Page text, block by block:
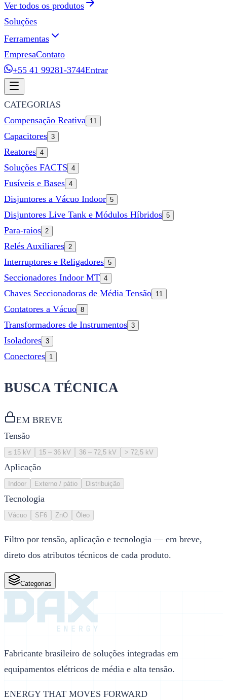
Ver todos os produtos
Soluções
Ferramentas
EmpresaContato
+55 41 99281-3744Entrar
CATEGORIAS
Compensação Reativa 11
Capacitores 3
Reatores 4
Soluções FACTS 4
Fusíveis e Bases 4
Disjuntores a Vácuo Indoor 5
Disjuntores Live Tank e Módulos Híbridos 5
Para-raios 2
Relés Auxiliares 2
Interruptores e Religadores 5
Seccionadores Indoor MT 4
Chaves Seccionadoras de Média Tensão 11
Contatores a Vácuo 8
Transformadores de Instrumentos 3
Isoladores 3
Conectores 1
BUSCA TÉCNICA
EM BREVE
Tensão
≤ 15 kV 15 – 36 kV 36 – 72,5 kV > 72,5 kV
Aplicação
Indoor Externo / pátio Distribuição
Tecnologia
Vácuo SF6 ZnO Óleo
Filtro por tensão, aplicação e tecnologia — em breve,
direto dos atributos técnicos de cada produto.
Categorias
Fabricante brasileiro de soluções integradas em
equipamentos elétricos de média e alta tensão.
ENERGY THAT MOVES FORWARD